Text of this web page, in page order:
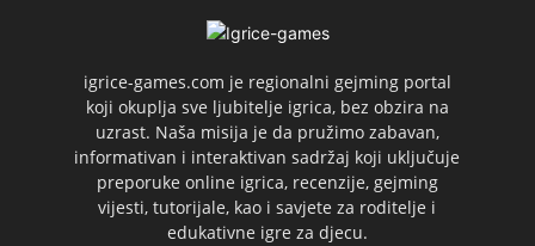
igrice-games.com je regionalni gejming portal
koji okuplja sve ljubitelje igrica, bez obzira na
uzrast. Naša misija je da pružimo zabavan,
informativan i interaktivan sadržaj koji uključuje
preporuke online igrica, recenzije, gejming
vijesti, tutorijale, kao i savjete za roditelje i
edukativne igre za djecu.